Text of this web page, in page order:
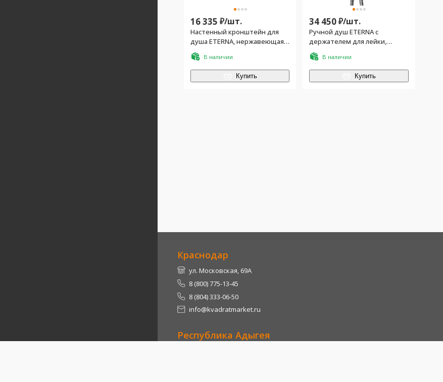
16 335 ₽/шт.
Настенный кронштейн для
душа ETERNA, нержавеющая
сталь ZZ
В наличии
Купить
34 450₽/шт.
Ручной душ ETERNA с
держателем для лейки,
шлангом и выходом для
подачи воды, нержавеющая
сталь ZZ
В наличии
Купить
Краснодар
ул. Московская, 69А
8 (800) 775-13-45
8 (804) 333-06-50
info@kvadratmarket.ru
Республика Адыгея